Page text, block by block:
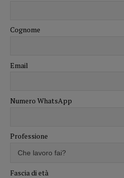
Cognome
Email
Numero WhatsApp
Professione
Fascia di età